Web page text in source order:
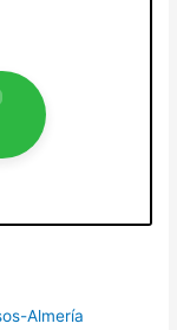
Almería